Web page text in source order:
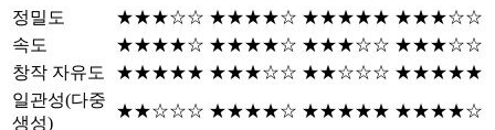
정밀도
★★★☆☆ ★★★★☆ ★★★★★ ★★★☆☆
속도
★★★★☆ ★★★★☆ ★★★☆☆ ★★★☆☆
창작 자유도
★★★★★ ★★★☆☆ ★★☆☆☆ ★★★★★
일관성(다중
생성)
★★☆☆☆ ★★★★☆ ★★★★★ ★★★★☆